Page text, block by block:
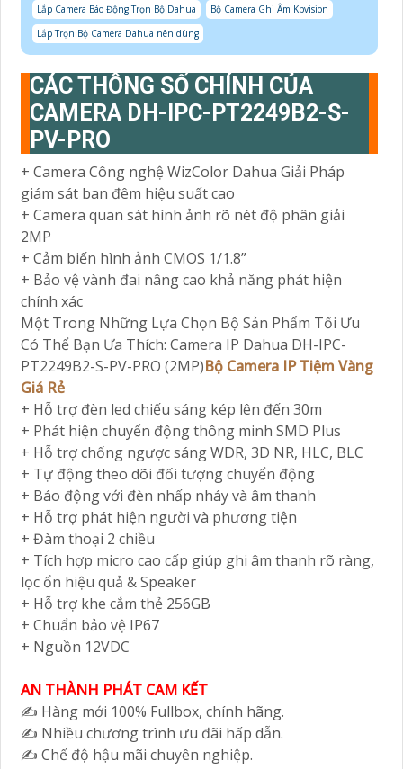
Lắp Camera Báo Động Trọn Bộ Dahua
Bộ Camera Ghi Âm Kbvision
Lắp Trọn Bộ Camera Dahua nên dùng
CÁC THÔNG SỐ CHÍNH CỦA
CAMERA DH-IPC-PT2249B2-S-
PV-PRO
+ Camera Công nghệ WizColor Dahua Giải Pháp
giám sát ban đêm hiệu suất cao
+ Camera quan sát hình ảnh rõ nét độ phân giải
2MP
+ Cảm biến hình ảnh CMOS 1/1.8”
+ Bảo vệ vành đai nâng cao khả năng phát hiện
chính xác
Một Trong Những Lựa Chọn Bộ Sản Phẩm Tối Ưu
Có Thể Bạn Ưa Thích: Camera IP Dahua DH-IPC-
PT2249B2-S-PV-PRO (2MP)Bộ Camera IP Tiệm Vàng
Giá Rẻ
+ Hỗ trợ đèn led chiếu sáng kép lên đến 30m
+ Phát hiện chuyển động thông minh SMD Plus
+ Hỗ trợ chống ngược sáng WDR, 3D NR, HLC, BLC
+ Tự động theo dõi đối tượng chuyển động
+ Báo động với đèn nhấp nháy và âm thanh
+ Hỗ trợ phát hiện người và phương tiện
+ Đàm thoại 2 chiều
+ Tích hợp micro cao cấp giúp ghi âm thanh rõ ràng,
lọc ổn hiệu quả & Speaker
+ Hỗ trợ khe cắm thẻ 256GB
+ Chuẩn bảo vệ IP67
+ Nguồn 12VDC
AN THÀNH PHÁT CAM KẾT
✍️ Hàng mới 100% Fullbox, chính hãng.
✍️ Nhiều chương trình ưu đãi hấp dẫn.
✍️ Chế độ hậu mãi chuyên nghiệp.